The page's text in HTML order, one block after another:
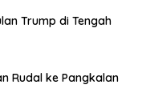
Trump di Tengah
Rudal ke Pangkalan